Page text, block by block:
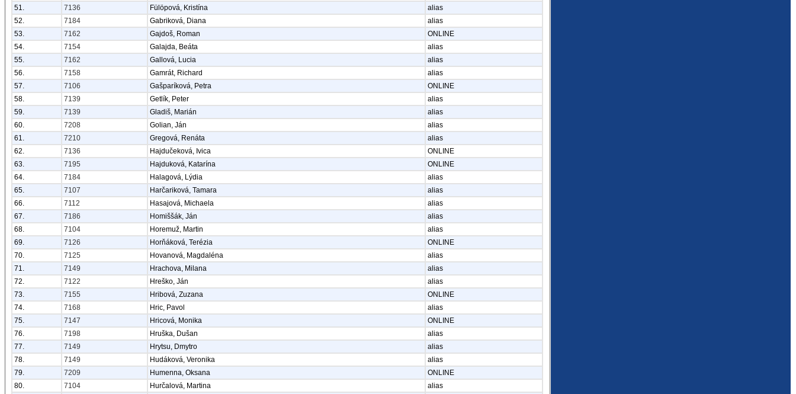
51.
7136 Fülöpová, Kristína
alias
52.
7184 Gabriková, Diana
alias
53.
7162 Gajdoš, Roman
ONLINE
54.
7154 Galajda, Beáta
alias
55.
7162 Gallová, Lucia
alias
56.
7158 Gamrát, Richard
alias
57.
7106 Gašparíková, Petra
ONLINE
58.
7139 Getlík, Peter
alias
59.
7139 Gladiš, Marián
alias
60.
7208 Golian, Ján
alias
61.
7210 Gregová, Renáta
alias
62.
7136 Hajdučeková, Ivica
ONLINE
63.
7195 Hajduková, Katarína
ONLINE
64.
7184 Halagová, Lýdia
alias
65.
7107 Harčariková, Tamara
alias
66.
7112 Hasajová, Michaela
alias
67.
7186 Homiššák, Ján
alias
68.
7104 Horemuž, Martin
alias
69.
7126 Horňáková, Terézia
ONLINE
70.
7125 Hovanová, Magdaléna
alias
71.
7149 Hrachova, Milana
alias
72.
7122 Hreško, Ján
alias
73.
7155 Hribová, Zuzana
ONLINE
74.
7168 Hric, Pavol
alias
75.
7147 Hricová, Monika
ONLINE
76.
7198 Hruška, Dušan
alias
77.
7149 Hrytsu, Dmytro
alias
78.
7149 Hudáková, Veronika
alias
79.
7209 Humenna, Oksana
ONLINE
80.
7104 Hurčalová, Martina
alias